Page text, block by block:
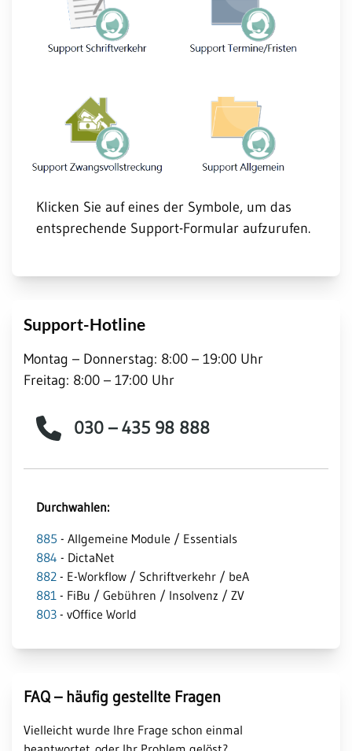
Klicken Sie auf eines der Symbole, um das
entsprechende Support-Formular aufzurufen.
Support-Hotline
Montag – Donnerstag: 8:00 – 19:00 Uhr
Freitag: 8:00 – 17:00 Uhr
030 – 435 98 888
Durchwahlen:
885 - Allgemeine Module / Essentials
884 - DictaNet
882 - E-Workflow / Schriftverkehr / beA
881 - FiBu / Gebühren / Insolvenz / ZV
803 - vOffice World
FAQ – häufig gestellte Fragen
Vielleicht wurde Ihre Frage schon einmal